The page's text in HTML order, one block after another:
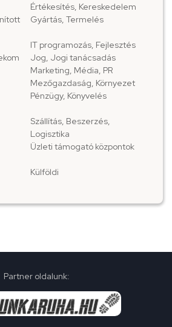
Értékesítés, Kereskedelem
Gyártás, Termelés
IT programozás, Fejlesztés
Jog, Jogi tanácsadás
Marketing, Média, PR
Mezőgazdaság, Környezet
Pénzügy, Könyvelés
Szállítás, Beszerzés,
Logisztika
Üzleti támogató központok
Külföldi
Partner oldalunk: